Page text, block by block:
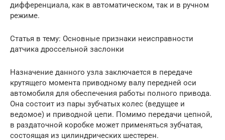
дифференциала, как в автоматическом, так и в ручном
режиме.
Статья в тему: Основные признаки неисправности
датчика дроссельной заслонки
Назначение данного узла заключается в передаче
крутящего момента приводному валу передней оси
автомобиля для обеспечения работы полного привода.
Она состоит из пары зубчатых колес (ведущее и
ведомое) и приводной цепи. Помимо передачи цепной,
в раздаточной коробке может применяться зубчатая,
состоящая из цилиндрических шестерен.